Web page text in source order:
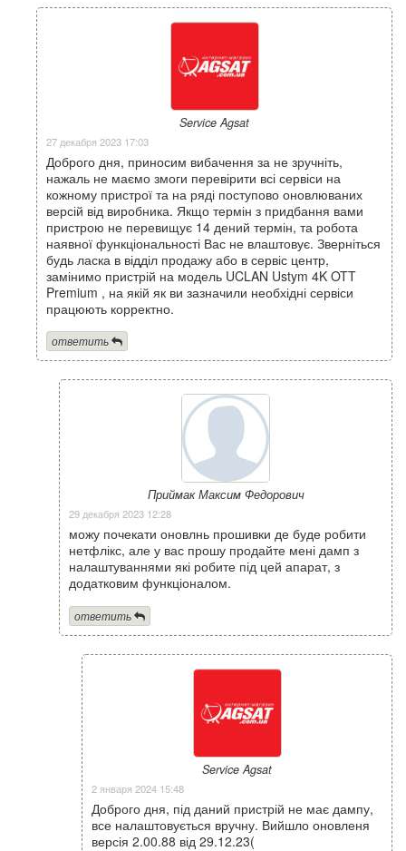
Service Agsat
27 декабря 2023 17:03
Доброго дня, приносим вибачення за не зручніть,
нажаль не маємо змоги перевірити всі сервіси на
кожному пристрої та на ряді поступово оновлюваних
версій від виробника. Якщо термін з придбання вами
пристрою не перевищує 14 дений термін, та робота
наявної функціональності Вас не влаштовує. Зверніться
будь ласка в відділ продажу або в сервіс центр,
замінимо пристрій на модель UCLAN Ustym 4K OTT
Premium , на якій як ви зазначили необхідні сервіси
працюють корректно.
ответить
Приймак Максим Федорович
29 декабря 2023 12:28
можу почекати оновлнь прошивки де буде робити
нетфлікс, але у вас прошу продайте мені дамп з
налаштуваннями які робите під цей апарат, з
додатковим функціоналом.
ответить
Service Agsat
2 января 2024 15:48
Доброго дня, під даний пристрій не має дампу,
все налаштовується вручну. Вийшло оновленя
версія 2.00.88 від 29.12.23(